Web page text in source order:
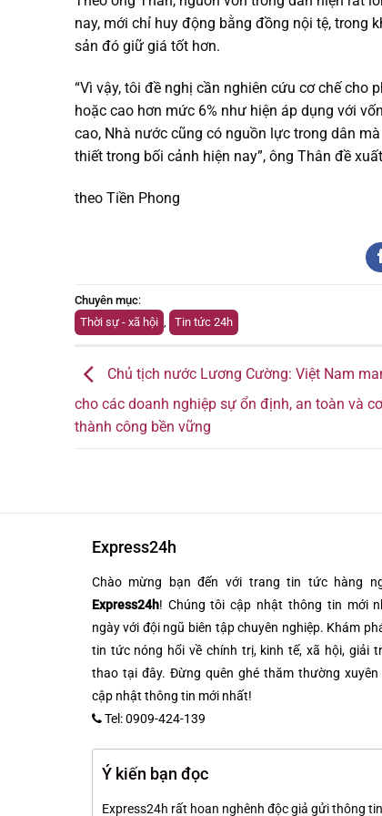
nay, mới chỉ huy động bằng đồng nội tệ, trong
sản đó giữ giá tốt hơn.
“Vì vậy, tôi đề nghị cần nghiên cứu cơ chế
hoặc cao hơn mức 6% như hiện áp dụng với
cao, Nhà nước cũng có nguồn lực trong dân
thiết trong bối cảnh hiện nay”, ông Thân đề
theo Tiền Phong
Chuyên mục:
Thời sự - xã hội
Tin tức 24h
Chủ tịch nước Lương Cường: Việt Nam
cho các doanh nghiệp sự ổn định, an toàn và
thành công bền vững
Express24h
Chào mừng bạn đến với trang tin tức hàng
Express24h! Chúng tôi cập nhật thông tin mới
ngày với đội ngũ biên tập chuyên nghiệp. Khám
tin tức nóng hổi về chính trị, kinh tế, xã hội, giải
thao tại đây. Đừng quên ghé thăm thường xuyên
cập nhật thông tin mới nhất!
Tel: 0909-424-139
Ý kiến bạn đọc
Express24h rất hoan nghênh độc giả gửi thông